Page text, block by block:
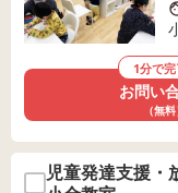
1分で完
お問い
（無料
児童発達支援